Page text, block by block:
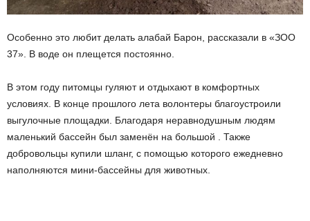
Особенно это любит делать алабай Барон, рассказали в «ЗОО
37». В воде он плещется постоянно.
В этом году питомцы гуляют и отдыхают в комфортных
условиях. В конце прошлого лета волонтеры благоустроили
выгулочные площадки. Благодаря неравнодушным людям
маленький бассейн был заменён на большой . Также
добровольцы купили шланг, с помощью которого ежедневно
наполняются мини-бассейны для животных.